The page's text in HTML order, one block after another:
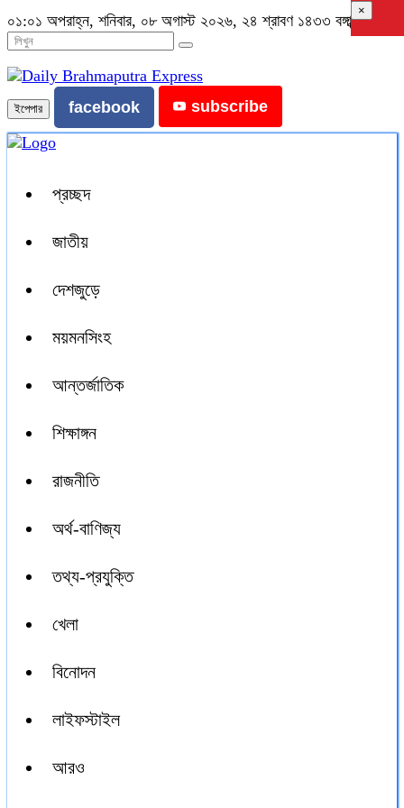
০১:০১ অপরাহ্ন, শনিবার, ০৮ অগাস্ট ২০২৬, ২৪ শ্রাবণ ১৪৩৩ বঙ্গাব্দ
ইপেপার facebook subscribe
প্রচ্ছদ
জাতীয়
দেশজুড়ে
ময়মনসিংহ
আন্তর্জাতিক
শিক্ষাঙ্গন
রাজনীতি
অর্থ-বাণিজ্য
তথ্য-প্রযুক্তি
খেলা
বিনোদন
লাইফস্টাইল
আরও
×